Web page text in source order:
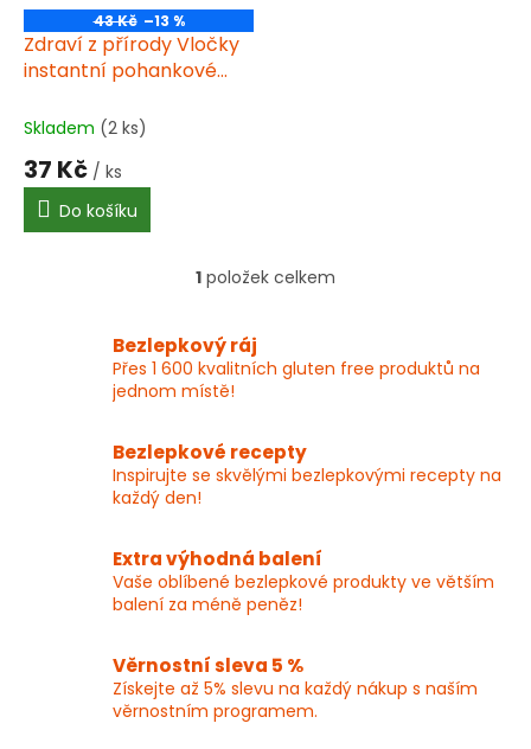
o
d
u
43 Kč –13 %
Zdraví z přírody Vločky
instantní pohankové
Skladem (2 ks)
37 Kč / ks
Do košíku
O
á
d
í
p
r
y
v
ý
s
u
1 položek celkem
Bezlepkový ráj
Přes 1 600 kvalitních gluten free produktů na
jednom místě!
Bezlepkové recepty
Inspirujte se skvělými bezlepkovými recepty na
každý den!
Extra výhodná balení
Vaše oblíbené bezlepkové produkty ve větším
balení za méně peněz!
Věrnostní sleva 5 %
Získejte až 5% slevu na každý nákup s naším
věrnostním programem.